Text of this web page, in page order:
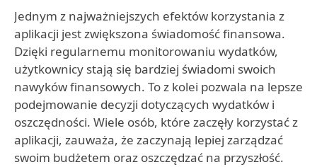
Jednym z najważniejszych efektów korzystania z
aplikacji jest zwiększona świadomość finansowa.
Dzięki regularnemu monitorowaniu wydatków,
użytkownicy stają się bardziej świadomi swoich
nawyków finansowych. To z kolei pozwala na lepsze
podejmowanie decyzji dotyczących wydatków i
oszczędności. Wiele osób, które zaczęły korzystać z
aplikacji, zauważa, że zaczynają lepiej zarządzać
swoim budżetem oraz oszczędzać na przyszłość.